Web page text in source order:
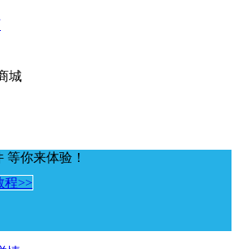
城
等你来体验！
程>>